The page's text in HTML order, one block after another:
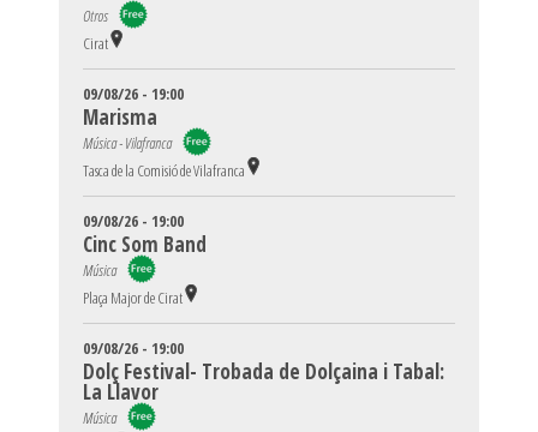
Otros
Cirat
09/08/26 - 19:00
Marisma
Música - Vilafranca
Tasca de la Comisió de Vilafranca
09/08/26 - 19:00
Cinc Som Band
Música
Plaça Major de Cirat
09/08/26 - 19:00
Dolç Festival- Trobada de Dolçaina i Tabal:
La Llavor
Música